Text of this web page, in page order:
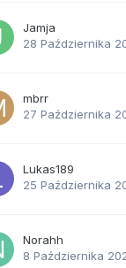
Jamja
28 Października
mbrr
27 Października
Lukas189
25 Października
Norahh
8 Października